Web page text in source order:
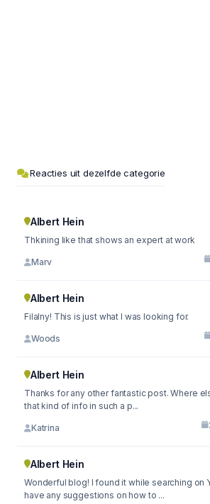
Reacties uit dezelfde categorie
Albert Hein
Thkining like that shows an expert at work
Marv
Albert Hein
Filalny! This is just what I was looking for.
Woods
Albert Hein
Thanks for any other fantastic post. Where else could anybody get
that kind of info in such a p...
Katrina
Albert Hein
Wonderful blog! I found it while searching on
have any suggestions on how to ...